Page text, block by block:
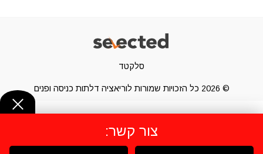
צור קשר:
סלקטד
© 2026 כל הזכויות שמורות לוריאציה דלתות כניסה ופנים